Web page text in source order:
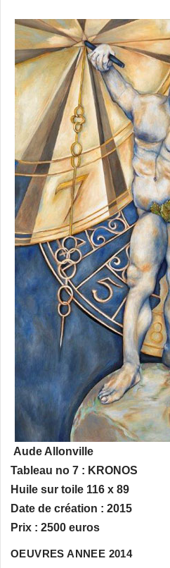
Aude Allonville
Tableau no 7 : KRONOS
Huile sur toile 116 x 89
Date de création : 2015
Prix : 2500 euros
OEUVRES ANNEE 2014